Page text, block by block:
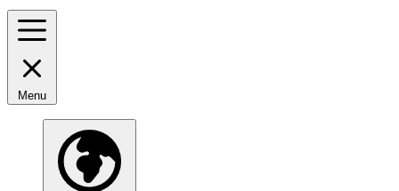
Menu